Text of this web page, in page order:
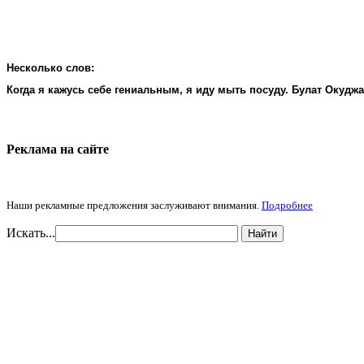
Несколько слов:
Когда я кажусь себе гениальным, я иду мыть посуду. Булат
Реклама на cайте
Наши рекламные предложения заслуживают внимания. Подробнее
Искать... Найти